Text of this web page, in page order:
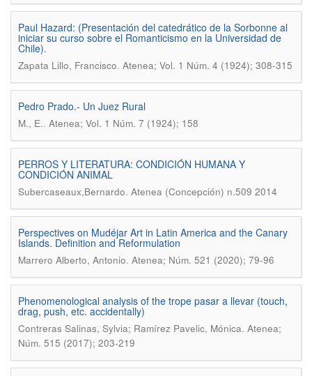
Paul Hazard: (Presentación del catedrático de la Sorbonne al
iniciar su curso sobre el Romanticismo en la Universidad de
Chile).
Zapata Lillo, Francisco. Atenea; Vol. 1 Núm. 4 (1924); 308-315
Pedro Prado.- Un Juez Rural
M., E.. Atenea; Vol. 1 Núm. 7 (1924); 158
PERROS Y LITERATURA: CONDICIÓN HUMANA Y
CONDICIÓN ANIMAL
Subercaseaux,Bernardo. Atenea (Concepción) n.509 2014
Perspectives on Mudéjar Art in Latin America and the Canary
Islands. Definition and Reformulation
Marrero Alberto, Antonio. Atenea; Núm. 521 (2020); 79-96
Phenomenological analysis of the trope pasar a llevar (touch,
drag, push, etc. accidentally)
Contreras Salinas, Sylvia; Ramírez Pavelic, Mónica. Atenea;
Núm. 515 (2017); 203-219